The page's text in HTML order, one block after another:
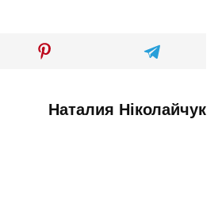
Наталия Ніколайчук